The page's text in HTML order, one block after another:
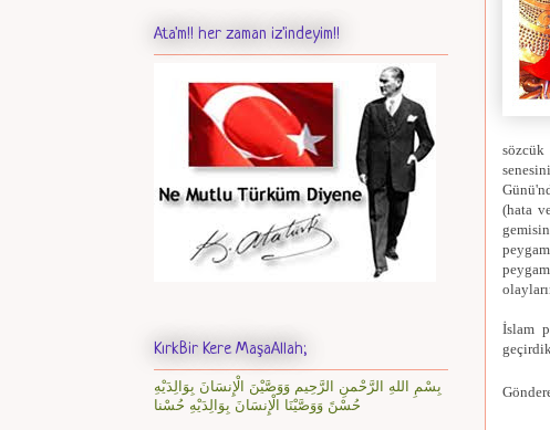
(hata
İslam
Ata'm!! her zaman iz'indeyim!!
KırkBir Kere MaşaAllah;
بِسْمِ اللهِ الرَّحْمنِ الرَّحِيم وَوَصَّيْنَ الْإِنسَانَ بِوَالِدَيْهِ
حُسْنً وَوَصَّيْنَا الْإِنسَانَ بِوَالِدَيْهِ حُسْنا